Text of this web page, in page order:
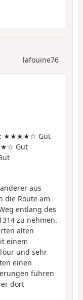
lafouine76
: ★★★★☆ Gut
Gut
aus
die Route am
entlang des
zu nehmen.
alten
einem
und sehr
einen
führen
dort